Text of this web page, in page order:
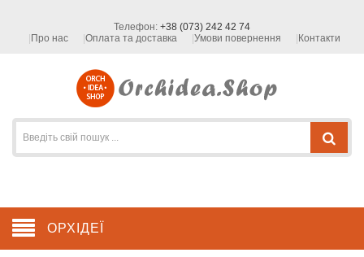
Телефон: +38 (073) 242 42 74
Про нас
Оплата та доставка Умови повернення Контакти
ОРХІДЕЇ